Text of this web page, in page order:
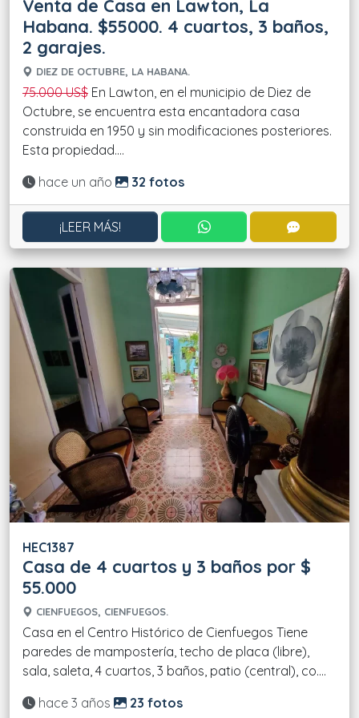
Venta de Casa en Lawton, La
Habana. $55000. 4 cuartos, 3 baños,
2 garajes.
DIEZ DE OCTUBRE, LA HABANA.
75.000 US$ En Lawton, en el municipio de Diez de
Octubre, se encuentra esta encantadora casa
construida en 1950 y sin modificaciones posteriores.
Esta propiedad....
Actualizado:
hace un año 32 fotos
¡LEER MÁS! CONTACTAR POR
HEC1387
Casa de 4 cuartos y 3 baños por $
55.000
CIENFUEGOS, CIENFUEGOS.
Casa en el Centro Histórico de Cienfuegos Tiene
paredes de mampostería, techo de placa (libre),
sala, saleta, 4 cuartos, 3 baños, patio (central), co....
Actualizado:
hace 3 años 23 fotos